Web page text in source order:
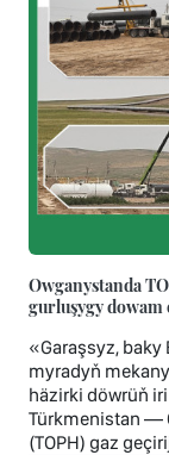
Owganystanda
gurluşygy dowam
«Garaşsyz,
myradyň
häzirki döwrüň
Türkmenistan —
(TOPH) gaz